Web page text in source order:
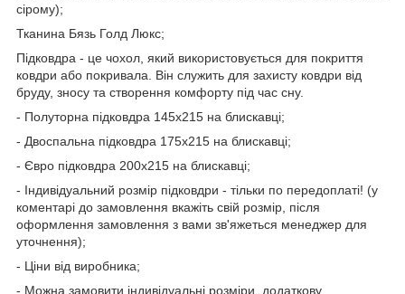
сірому);
Тканина Бязь Голд Люкс;
Підковдра - це чохол, який використовується для покриття
ковдри або покривала. Він служить для захисту ковдри від
бруду, зносу та створення комфорту під час сну.
- Полуторна підковдра 145х215 на блискавці;
- Двоспальна підковдра 175х215 на блискавці;
- Євро підковдра 200х215 на блискавці;
- Індивідуальний розмір підковдри - тільки по передоплаті! (у
коментарі до замовлення вкажіть свій розмір, після
оформлення замовлення з вами зв'яжеться менеджер для
уточнення);
- Ціни від виробника;
- Можна замовити індивідуальні розміри, додаткову